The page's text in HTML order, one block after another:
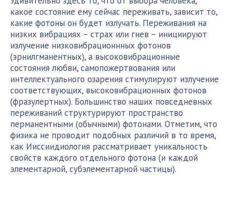
какое состояние ему сейчас переживать, зависит то,
какие фотоны он будет излучать. Переживания на
низких вибрациях – страх или гнев – инициируют
излучение низковибрационнных фотонов
(эрнилгманентных), а высоковибрационные
состояния любви, самопожертвования или
интеллектуального озарения стимулируют излучение
соответствующих, высоковибрационных фотонов
(фразулертных). Большинство наших повседневных
переживаний структурируют пространство
перманентными (обычными) фотонами. Отметим, что
физика не проводит подобных различий в то время,
как Ииссиидиология рассматривает уникальность
свойств каждого отдельного фотона (и каждой
элементарной, субэлементарной частицы).